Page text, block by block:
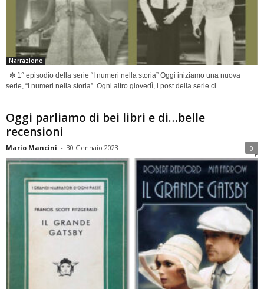
Narrazione
❇ 1° episodio della serie “I numeri nella storia” Oggi iniziamo una nuova
serie, “I numeri nella storia”. Ogni altro giovedì, i post della serie ci...
Oggi parliamo di bei libri e di…belle
recensioni
Mario Mancini - 30 Gennaio 2023 0